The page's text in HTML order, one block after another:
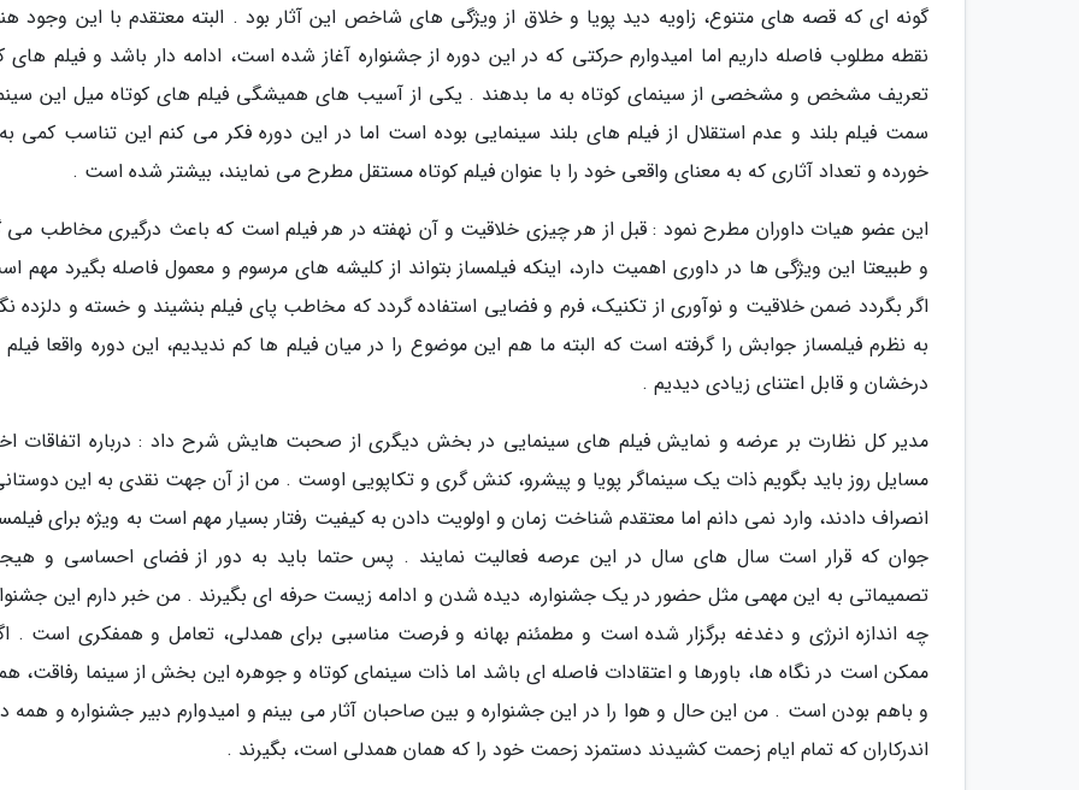
گونه ای که قصه های متنوع، زاویه دید پویا و خلاق از ویژگی های شاخص این آثار بود . البته معتقدم با این وجود
نقطه مطلوب فاصله داریم اما امیدوارم حرکتی که در این دوره از جشنواره آغاز شده است، ادامه دار باشد و فیلم های
تعریف مشخص و مشخصی از سینمای کوتاه به ما بدهند . یکی از آسیب های همیشگی فیلم های کوتاه میل این
سمت فیلم بلند و عدم استقلال از فیلم های بلند سینمایی بوده است اما در این دوره فکر می کنم این تناسب کمی
خورده و تعداد آثاری که به معنای واقعی خود را با عنوان فیلم کوتاه مستقل مطرح می نمایند، بیشتر شده است .
این عضو هیات داوران مطرح نمود : قبل از هر چیزی خلاقیت و آن نهفته در هر فیلم است که باعث درگیری مخاطب می
و طبیعتا این ویژگی ها در داوری اهمیت دارد، اینکه فیلمساز بتواند از کلیشه های مرسوم و معمول فاصله بگیرد مهم
اگر بگردد ضمن خلاقیت و نوآوری از تکنیک، فرم و فضایی استفاده گردد که مخاطب پای فیلم بنشیند و خسته و دلزده
به نظرم فیلمساز جوابش را گرفته است که البته ما هم این موضوع را در میان فیلم ها کم ندیدیم، این دوره واقعا
درخشان و قابل اعتنای زیادی دیدیم .
مدیر کل نظارت بر عرضه و نمایش فیلم های سینمایی در بخش دیگری از صحبت هایش شرح داد : درباره اتفاقات
مسایل روز باید بگویم ذات یک سینماگر پویا و پیشرو، کنش گری و تکاپویی اوست . من از آن جهت نقدی به این
انصراف دادند، وارد نمی دانم اما معتقدم شناخت زمان و اولویت دادن به کیفیت رفتار بسیار مهم است به ویژه برای
جوان که قرار است سال های سال در این عرصه فعالیت نمایند . پس حتما باید به دور از فضای احساسی و
تصمیماتی به این مهمی مثل حضور در یک جشنواره، دیده شدن و ادامه زیست حرفه ای بگیرند . من خبر دارم این
چه اندازه انرژی و دغدغه برگزار شده است و مطمئنم بهانه و فرصت مناسبی برای همدلی، تعامل و همفکری است .
ممکن است در نگاه ها، باورها و اعتقادات فاصله ای باشد اما ذات سینمای کوتاه و جوهره این بخش از سینما رفاقت،
و باهم بودن است . من این حال و هوا را در این جشنواره و بین صاحبان آثار می بینم و امیدوارم دبیر جشنواره و
اندرکاران که تمام ایام زحمت کشیدند دستمزد زحمت خود را که همان همدلی است، بگیرند .